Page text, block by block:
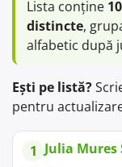
Lista conține
distincte,
alfabetic după
Ești pe listă?
pentru
1 Julia Mures